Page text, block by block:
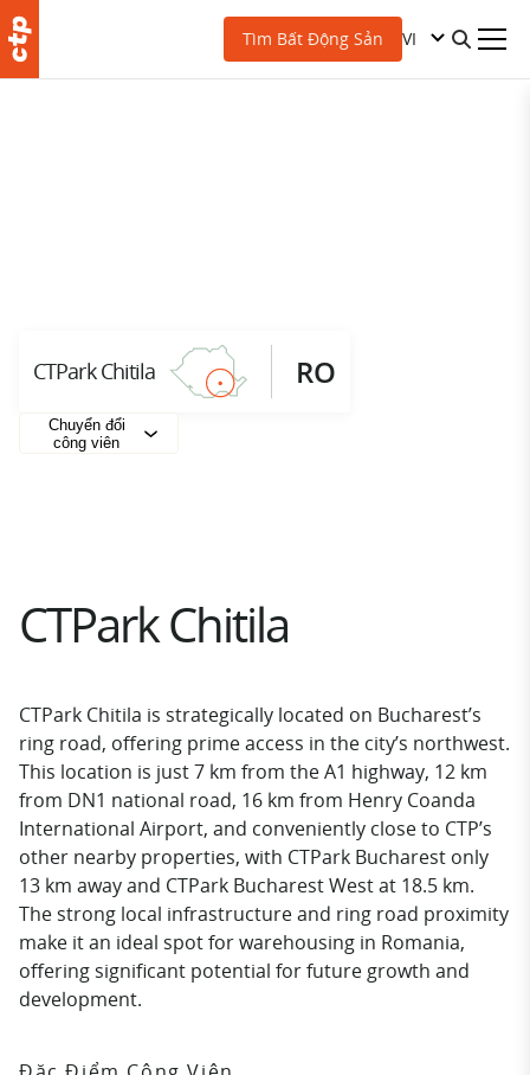
Tìm Bất Động Sản VI
CTPark Chitila RO
Chuyển đổi
công viên
CTPark Chitila
CTPark Chitila is strategically located on Bucharest’s
ring road, offering prime access in the city’s northwest.
This location is just 7 km from the A1 highway, 12 km
from DN1 national road, 16 km from Henry Coanda
International Airport, and conveniently close to CTP’s
other nearby properties, with CTPark Bucharest only
13 km away and CTPark Bucharest West at 18.5 km.
The strong local infrastructure and ring road proximity
make it an ideal spot for warehousing in Romania,
offering significant potential for future growth and
development.